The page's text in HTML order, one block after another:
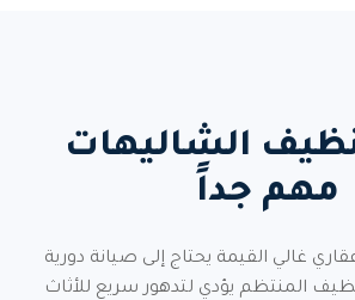
الشاليهات
مهم جداً
غالي القيمة يحتاج إلى صيانة دورية
المنتظم يؤدي لتدهور سريع للأثاث